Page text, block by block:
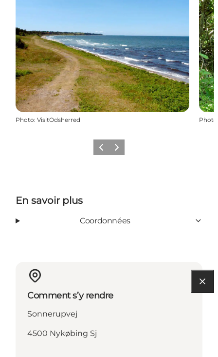
Photo: VisitOdsherred Photo
PrécédentSuivant
En savoir plus
Coordonnées
Comment s’y rendre
Sonnerupvej
4500 Nykøbing Sj